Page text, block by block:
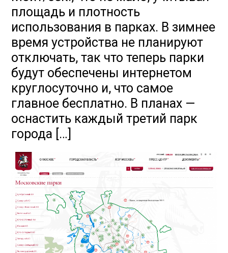
площадь и плотность
использования в парках. В зимнее
время устройства не планируют
отключать, так что теперь парки
будут обеспечены интернетом
круглосуточно и, что самое
главное бесплатно. В планах —
оснастить каждый третий парк
города […]